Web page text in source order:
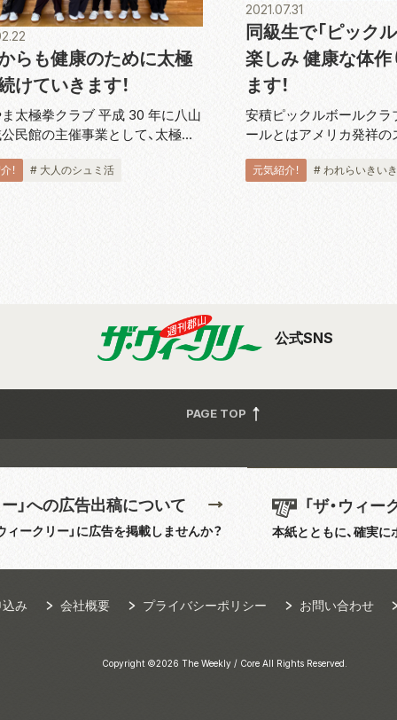
らも健康のために太極
けていきます！
太極拳クラブ 平成 30 年に八山
民館の主催事業として、太極拳
拳を続けたいと結成された「やつ
！ # 大人のシュミ活
同級生で「ピック
楽しみ 健康な体
ます！
安積ピックルボールクラ
ールとはアメリカ発祥の
板状のパドルと呼ばれる
元気紹介！ # われらいきい
2021.07.31
公式SNS
PAGE TOP
ー」への広告出稿について
ィークリー」に広告を掲載しませんか？
「ザ・ウィ
本紙とともに、確実に
み 会社概要 プライバシーポリシー お問い合わせ
Copyright ©2026 The Weekly / Core All Rights Reserved.